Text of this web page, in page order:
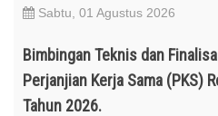
Sabtu, 01 Agustus 2026
Bimbingan Teknis dan
Perjanjian Kerja Sama (PKS)
Tahun 2026.